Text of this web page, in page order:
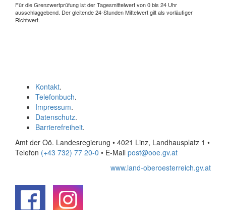
Für die Grenzwertprüfung ist der Tagesmittelwert von 0 bis 24 Uhr
ausschlaggebend. Der gleitende 24-Stunden Mittelwert gilt als vorläufiger
Richtwert.
Kontakt.
Telefonbuch.
Impressum.
Datenschutz.
Barrierefreiheit.
Amt der Oö. Landesregierung • 4021 Linz, Landhausplatz 1 •
Telefon (+43 732) 77 20-0 • E-Mail post@ooe.gv.at
www.land-oberoesterreich.gv.at